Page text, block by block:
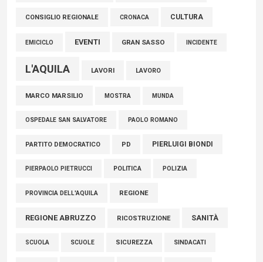
05 Agosto 2026
CONSIGLIO REGIONALE CRONACA CULTURA
EMICICLO EVENTI GRAN SASSO INCIDENTE
L'AQUILA LAVORI LAVORO
MARCO MARSILIO MOSTRA MUNDA
OSPEDALE SAN SALVATORE PAOLO ROMANO
PARTITO DEMOCRATICO PD PIERLUIGI BIONDI
PIERPAOLO PIETRUCCI POLITICA POLIZIA
PROVINCIA DELL'AQUILA REGIONE
REGIONE ABRUZZO RICOSTRUZIONE SANITÀ
SCUOLA SCUOLE SICUREZZA SINDACATI